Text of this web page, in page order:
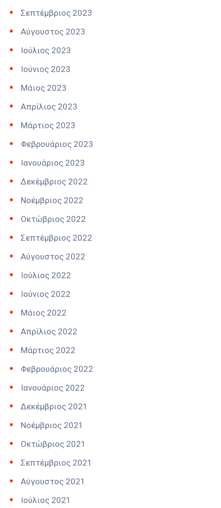
Σεπτέμβριος 2023
Αύγουστος 2023
Ιούλιος 2023
Ιούνιος 2023
Μάιος 2023
Απρίλιος 2023
Μάρτιος 2023
Φεβρουάριος 2023
Ιανουάριος 2023
Δεκέμβριος 2022
Νοέμβριος 2022
Οκτώβριος 2022
Σεπτέμβριος 2022
Αύγουστος 2022
Ιούλιος 2022
Ιούνιος 2022
Μάιος 2022
Απρίλιος 2022
Μάρτιος 2022
Φεβρουάριος 2022
Ιανουάριος 2022
Δεκέμβριος 2021
Νοέμβριος 2021
Οκτώβριος 2021
Σεπτέμβριος 2021
Αύγουστος 2021
Ιούλιος 2021